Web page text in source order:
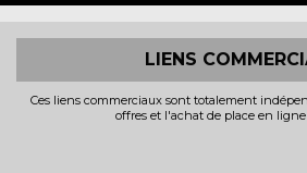
LIENS
Ces liens commerciaux sont totalement
offres et l'achat de place en